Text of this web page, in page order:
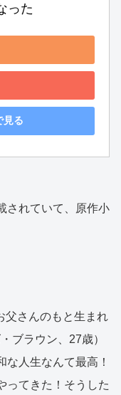
った
見る
されていて、原作小
父さんのもと生まれ
ブラウン、27歳）
人生なんて最高！
ってきた！そうした